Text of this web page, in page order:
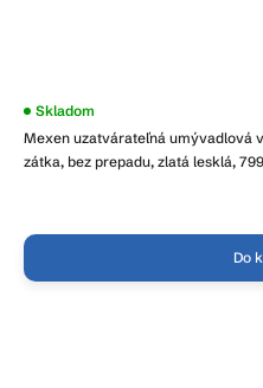
Mexen uzatvárateľná umývadlová
zátka, bez prepadu, zlatá lesklá,
Priemerné
produktu
je
Skladom
Do